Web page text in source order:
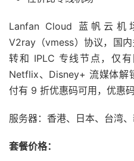
Lanfan Cloud 蓝帆云机
V2ray（vmess）协议，国
转和 IPLC 专线节点，仅
Netflix、Disney+ 流媒体解
付有 9 折优惠码可用，优惠
服务器：香港、日本、台湾
套餐价格：